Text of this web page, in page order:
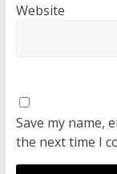
Website
Save my name,
the next time I